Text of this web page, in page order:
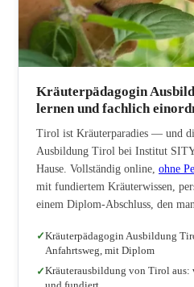
Kräuterpädagogin
lernen und fachlich
Tirol ist Kräuterparadies — und
Ausbildung Tirol bei Institut
Hause. Vollständig online, ohne
mit fundiertem Kräuterwissen,
einem Diplom-Abschluss, den
Kräuterpädagogin Ausbildung
Anfahrtsweg, mit Diplom
Kräuterausbildung von Tirol